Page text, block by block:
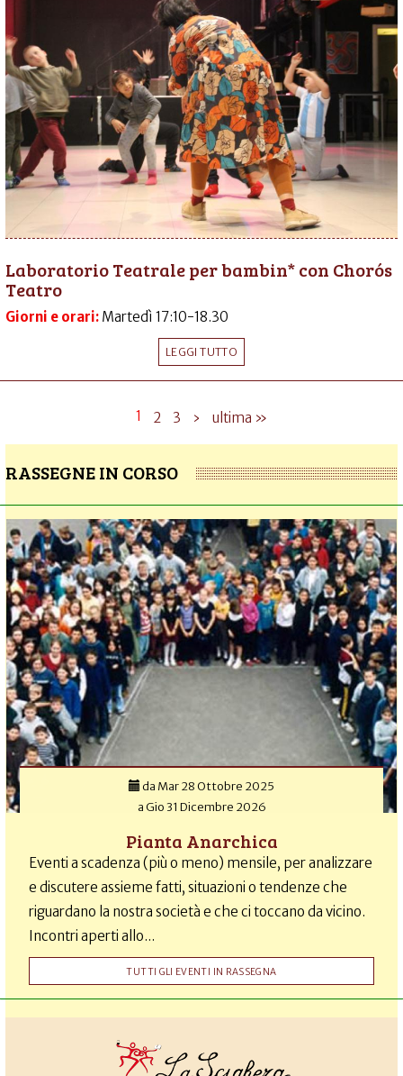
Laboratorio Teatrale per bambin* con Chorós
Teatro
Giorni e orari: Martedì 17:10-18.30
LEGGI TUTTO
1 2 3 › ultima »
RASSEGNE IN CORSO
da Mar 28 Ottobre 2025
aGio 31 Dicembre 2026
Pianta Anarchica
Eventi a scadenza (più o meno) mensile, per analizzare
e discutere assieme fatti, situazioni o tendenze che
riguardano la nostra società e che ci toccano da vicino.
Incontri aperti allo...
TUTTI GLI EVENTI IN RASSEGNA